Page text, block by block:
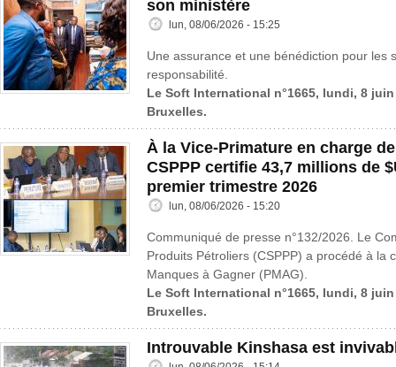
son ministère
lun, 08/06/2026 - 15:25
Une assurance et une bénédiction pour les
responsabilité.
Le Soft International n°1665, lundi, 8
Bruxelles.
À la Vice-Primature en charge
CSPPP certifie 43,7 millions de
premier trimestre 2026
lun, 08/06/2026 - 15:20
Communiqué de presse n°132/2026. Le
Produits Pétroliers (CSPPP) a procédé à la
Manques à Gagner (PMAG).
Le Soft International n°1665, lundi, 8
Bruxelles.
Introuvable Kinshasa est